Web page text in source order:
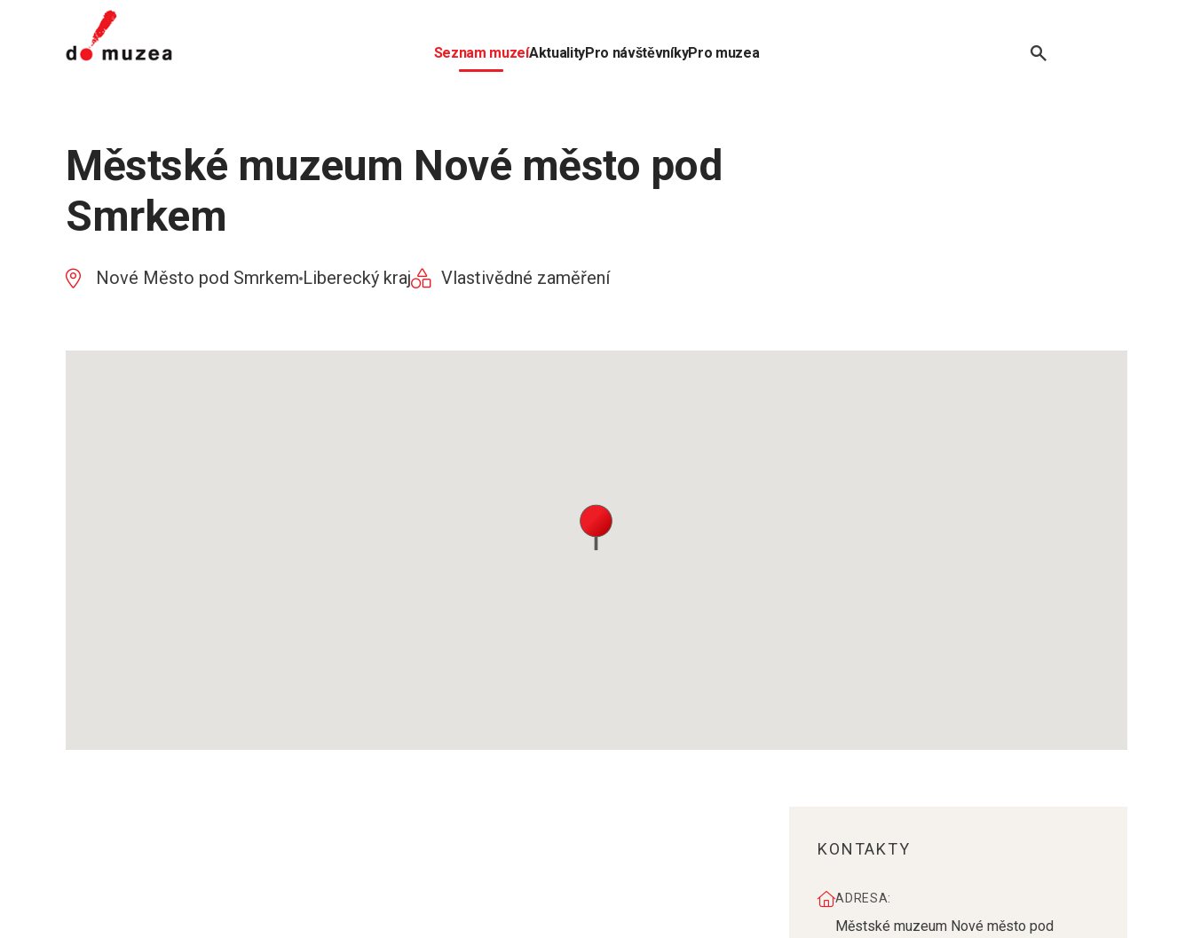
Seznam muzeíAktualityPro návštěvníkyPro muzea
Městské muzeum Nové město pod
Smrkem
Nové Město pod Smrkem Liberecký kraj Vlastivědné zaměření
KONTAKTY
ADRESA:
Městské muzeum Nové město pod